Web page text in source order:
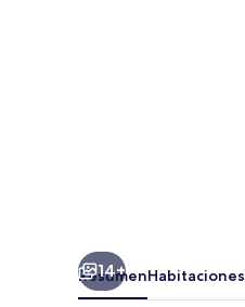
14+
ResumenHabitaciones